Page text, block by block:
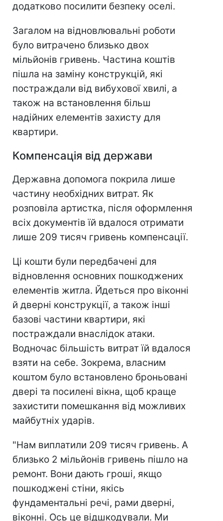
додатково посилити безпеку оселі.
Загалом на відновлювальні роботи
було витрачено близько двох
мільйонів гривень. Частина коштів
пішла на заміну конструкцій, які
постраждали від вибухової хвилі, а
також на встановлення більш
надійних елементів захисту для
квартири.
Компенсація від держави
Державна допомога покрила лише
частину необхідних витрат. Як
розповіла артистка, після оформлення
всіх документів їй вдалося отримати
лише 209 тисяч гривень компенсації.
Ці кошти були передбачені для
відновлення основних пошкоджених
елементів житла. Йдеться про віконні
й дверні конструкції, а також інші
базові частини квартири, які
постраждали внаслідок атаки.
Водночас більшість витрат їй вдалося
взяти на себе. Зокрема, власним
коштом було встановлено броньовані
двері та посилені вікна, щоб краще
захистити помешкання від можливих
майбутніх ударів.
"Нам виплатили 209 тисяч гривень. А
близько 2 мільйонів гривень пішло на
ремонт. Вони дають гроші, якщо
пошкоджені стіни, якісь
фундаментальні речі, рами дверні,
віконні. Ось це відшкодували. Ми